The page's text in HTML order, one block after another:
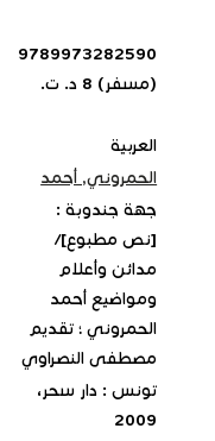
9789973282590
(مسفر) 8 د. ت.
العربية
الحمروني, أحمد‏
جهة جندوبة :
[نص مطبوع]/
مدائن وأعلام
ومواضيع أحمد
الحمروني ؛ تقديم
مصطفى النصراوي
تونس : دار سحر،
2009